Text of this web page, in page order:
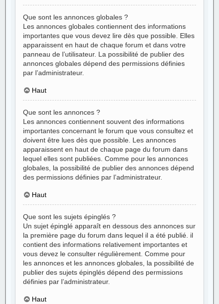
Que sont les annonces globales ?
Les annonces globales contiennent des informations
importantes que vous devez lire dès que possible. Elles
apparaissent en haut de chaque forum et dans votre
panneau de l’utilisateur. La possibilité de publier des
annonces globales dépend des permissions définies
par l’administrateur.
Haut
Que sont les annonces ?
Les annonces contiennent souvent des informations
importantes concernant le forum que vous consultez et
doivent être lues dès que possible. Les annonces
apparaissent en haut de chaque page du forum dans
lequel elles sont publiées. Comme pour les annonces
globales, la possibilité de publier des annonces dépend
des permissions définies par l’administrateur.
Haut
Que sont les sujets épinglés ?
Un sujet épinglé apparaît en dessous des annonces sur
la première page du forum dans lequel il a été publié. il
contient des informations relativement importantes et
vous devez le consulter régulièrement. Comme pour
les annonces et les annonces globales, la possibilité de
publier des sujets épinglés dépend des permissions
définies par l’administrateur.
Haut